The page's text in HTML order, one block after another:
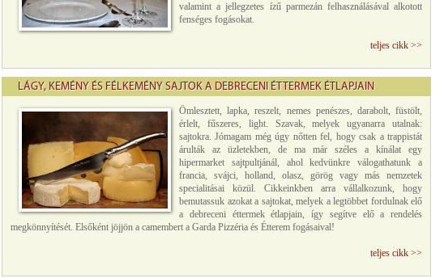
valamint a jellegzetes ízű parmezán felhasználásával alkotott
fenséges fogásokat.
teljes cikk >>
LÁGY, KEMÉNY ÉS FÉLKEMÉNY SAJTOK A DEBRECENI ÉTTERMEK ÉTLAPJAIN
Ömlesztett, lapka, reszelt, nemes penészes, darabolt, füstölt,
érlelt, fűszeres, light. Szavak, melyek ugyanarra utalnak:
sajtokra. Jómagam még úgy nőtten fel, hogy csak a trappistát
árulták az üzletekben, de ma már széles a kínálat egy
hipermarket sajtpultjánál, ahol kedvünkre válogathatunk a
francia, svájci, holland, olasz, görög vagy más nemzetek
specialitásai közül. Cikkeinkben arra vállalkozunk, hogy
bemutassuk azokat a sajtokat, melyek a legtöbbet fordulnak elő
a debreceni éttermek étlapjain, így segítve elő a rendelés
megkönnyítését. Elsőként jöjjön a camembert a Garda Pizzéria és Étterem fogásaival!
teljes cikk >>